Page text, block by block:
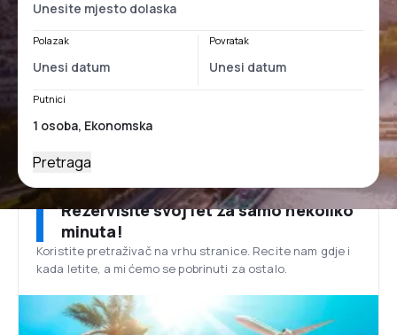
Polazak Povratak
Putnici
Pretraga
Rezervišite svoj let za samo nekoliko
minuta!
Koristite pretraživač na vrhu stranice. Recite nam gdje i
kada letite, a mi ćemo se pobrinuti za ostalo.